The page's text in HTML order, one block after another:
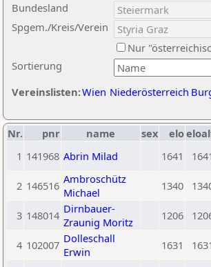
Sortierung
Bundesland
Spgem./Kreis/Verein
Nur
Vereinslisten:Wien Niederösterreich
Nr. pnr name sex elo
1 141968 Abrin Milad 1641
2 146516 Ambroschütz
Michael
1340
3 148014 Dirnbauer-
Zraunig Moritz
1206
4 102007 Dolleschall
Erwin
1631